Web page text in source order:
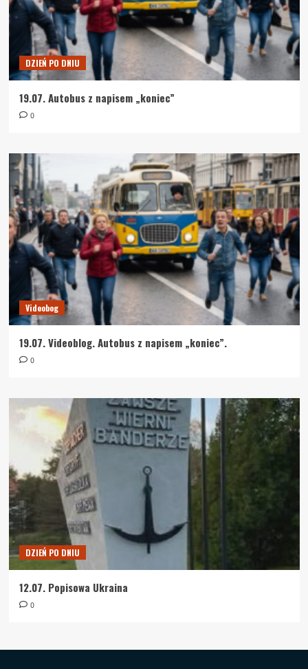
DZIEŃ PO DNIU
19.07. Autobus z napisem „koniec”
0
Videobog
19.07. Videoblog. Autobus z napisem „koniec”.
0
DZIEŃ PO DNIU
12.07. Popisowa Ukraina
0